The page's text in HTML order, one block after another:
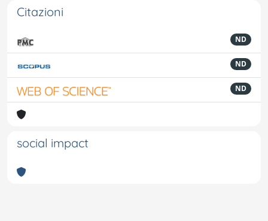
Citazioni
ND
ND
ND
social impact